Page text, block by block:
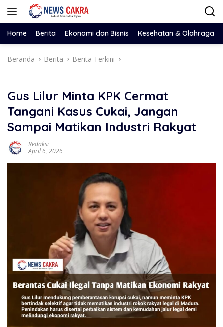
Langsung
Home Berita Ekonomi dan Bisnis Kesehatan & Olahraga
Beranda Berita Berita Terkini
Gus Lilur Minta KPK Cermat
Tangani Kasus Cukai, Jangan
Sampai Matikan Industri Rakyat
Redaksi
April 6, 2026